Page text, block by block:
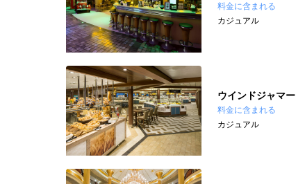
料金に含まれる
カジュアル
ウインドジャマー
料金に含まれる
カジュアル